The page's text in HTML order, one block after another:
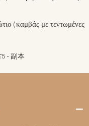
(καμβάς με τεντωμένες